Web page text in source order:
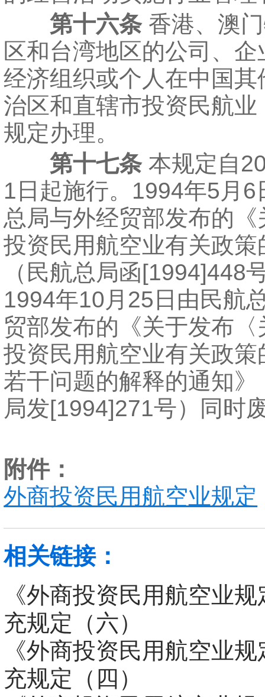
第十六条香港、澳
区和台湾地区的公司、企
经济组织或个人在中国其
治区和直辖市投资民航业
规定办理。
第十七条本规定自
1日起施行。1994年5月6
总局与外经贸部发布的《
投资民用航空业有关政策
（民航总局函[1994]448
1994年10月25日由民航
贸部发布的《关于发布〈
投资民用航空业有关政策
若干问题的解释的通知》
局发[1994]271号）同时
附件：
外商投资民用航空业规定
相关链接：
《外商投资民用航空业
充规定（六）
《外商投资民用航空业
充规定（四）